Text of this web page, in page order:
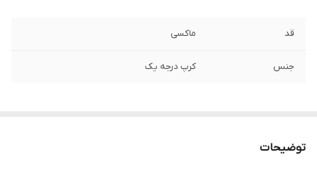
قد ماکسی
جنس کرپ درجه یک
توضیحات